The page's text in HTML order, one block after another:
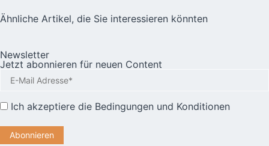
Ähnliche Artikel, die Sie interessieren könnten
Newsletter
Jetzt abonnieren für neuen Content
Ich akzeptiere die Bedingungen und Konditionen